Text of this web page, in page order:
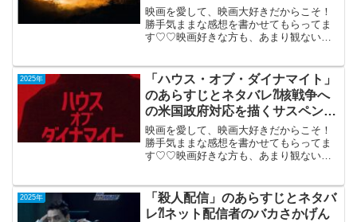
ションの決定版！
映画を愛して、映画大好きだからこそ！
勝手気ままな感想を書かせてもらってま
す♡♡映画好きな方も、あまり観ない方
（113分）特殊部隊による工作員救出を描
く...
2025年
「ハウス・オブ・ダイナマイト」
のあらすじとネタバレ⁈核戦争へ
の米国政府対応を描くサスペン
ス。
映画を愛して、映画大好きだからこそ！
勝手気ままな感想を書かせてもらってま
す♡♡映画好きな方も、あまり観ない方
（112分）米国に向けて発射されたICBM
への政...
2025年
「殺人配信」のあらすじとネタバ
レ⁈ネット配信者のバカさかげん